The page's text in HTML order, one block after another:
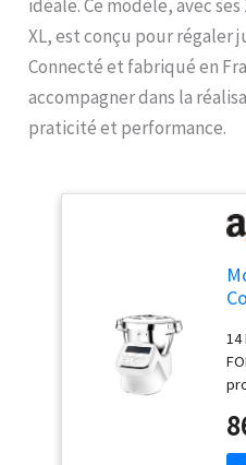
idéale. Ce modèle, avec
XL, est conçu pour régaler
Connecté et fabriqué en
accompagner dans la
praticité et performance.
14